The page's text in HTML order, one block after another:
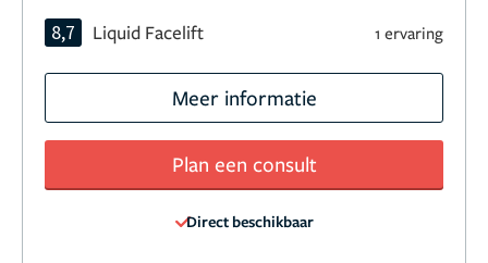
8,7 Liquid Facelift 1 ervaring
Meer informatie
Plan een consult
Direct beschikbaar